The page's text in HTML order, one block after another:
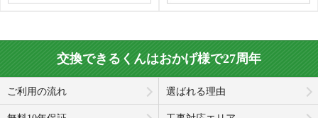
交換できるくんはおかげ様で27周年
ご利用の流れ 選ばれる理由